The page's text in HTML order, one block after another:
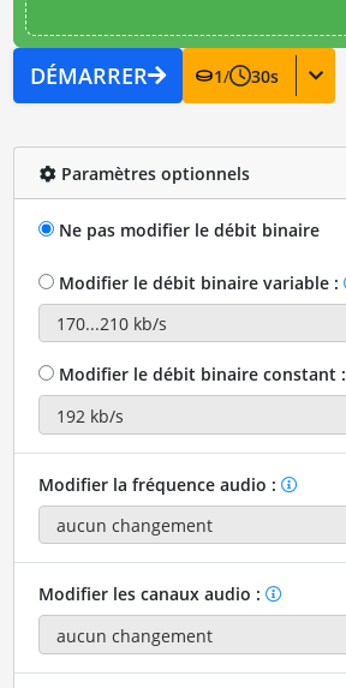
DÉMARRER 1/ 30s
Paramètres optionnels
Ne pas modifier le débit binaire
Modifier le débit binaire variable :
Modifier le débit binaire constant :
Modifier la fréquence audio :
Modifier les canaux audio :